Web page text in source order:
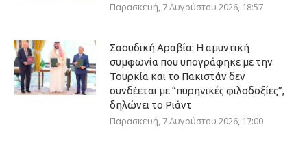
Παρασκευή, 7 Αυγούστου 2026, 18:57
Σαουδική Αραβία: Η αμυντική
συμφωνία που υπογράφηκε με την
Τουρκία και το Πακιστάν δεν
συνδέεται με “πυρηνικές φιλοδοξίες”,
δηλώνει το Ριάντ
Παρασκευή, 7 Αυγούστου 2026, 17:00